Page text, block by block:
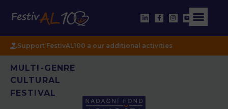
Support FestivAL100 a our additional activities
MULTI-GENRE
CULTURAL
FESTIVAL